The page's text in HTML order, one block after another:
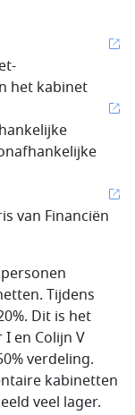
het kabinet
van Financiën
Tijdens
Dit is het
en Colijn V
verdeling.
kabinetten
veel lager.